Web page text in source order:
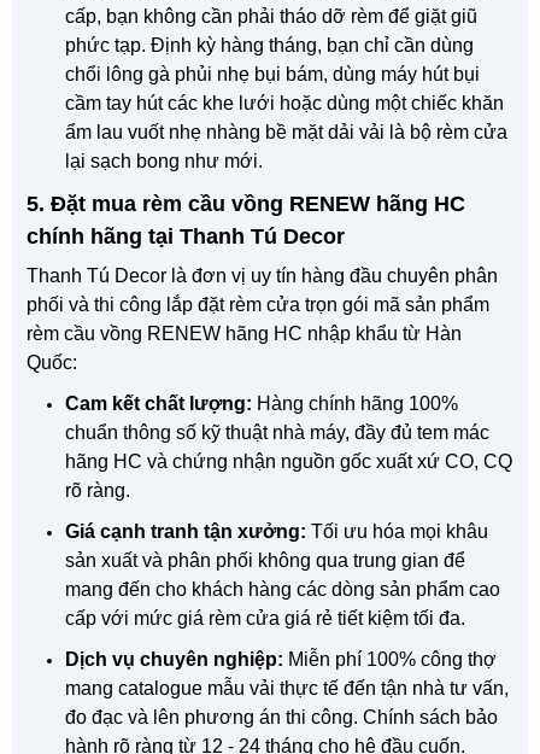
cấp, bạn không cần phải tháo dỡ rèm để giặt giũ
phức tạp. Định kỳ hàng tháng, bạn chỉ cần dùng
chổi lông gà phủi nhẹ bụi bám, dùng máy hút bụi
cầm tay hút các khe lưới hoặc dùng một chiếc khăn
ẩm lau vuốt nhẹ nhàng bề mặt dải vải là bộ rèm cửa
lại sạch bong như mới.
5. Đặt mua rèm cầu vồng RENEW hãng HC
chính hãng tại Thanh Tú Decor
Thanh Tú Decor là đơn vị uy tín hàng đầu chuyên phân
phối và thi công lắp đặt rèm cửa trọn gói mã sản phẩm
rèm cầu vồng RENEW hãng HC nhập khẩu từ Hàn
Quốc:
Cam kết chất lượng: Hàng chính hãng 100%
chuẩn thông số kỹ thuật nhà máy, đầy đủ tem mác
hãng HC và chứng nhận nguồn gốc xuất xứ CO, CQ
rõ ràng.
Giá cạnh tranh tận xưởng: Tối ưu hóa mọi khâu
sản xuất và phân phối không qua trung gian để
mang đến cho khách hàng các dòng sản phẩm cao
cấp với mức giá rèm cửa giá rẻ tiết kiệm tối đa.
Dịch vụ chuyên nghiệp: Miễn phí 100% công thợ
mang catalogue mẫu vải thực tế đến tận nhà tư vấn,
đo đạc và lên phương án thi công. Chính sách bảo
hành rõ ràng từ 12 - 24 tháng cho hệ đầu cuốn.